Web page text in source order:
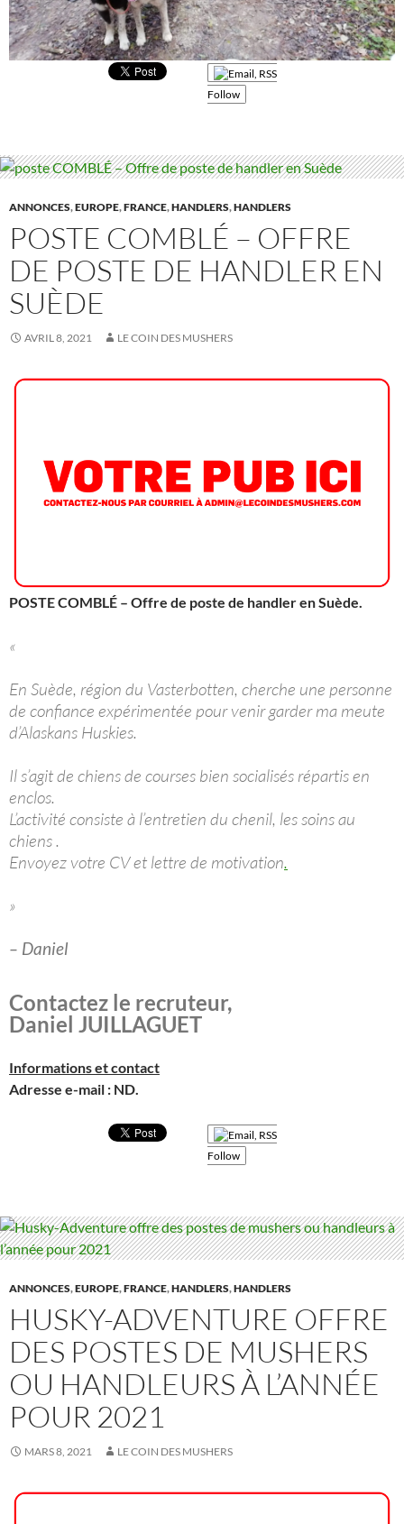
Follow
ANNONCES,EUROPE,FRANCE,HANDLERS,HANDLERS
POSTE COMBLÉ – OFFRE
DE POSTE DE HANDLER EN
SUÈDE
AVRIL 8, 2021 LE COIN DES MUSHERS
POSTE COMBLÉ – Offre de poste de handler en Suède.
«
En Suède, région du Vasterbotten, cherche une personne
de confiance expérimentée pour venir garder ma meute
d’Alaskans Huskies.
Il s’agit de chiens de courses bien socialisés répartis en
enclos.
L’activité consiste à l’entretien du chenil, les soins au
chiens .
Envoyez votre CV et lettre de motivation.
»
– Daniel
Contactez le recruteur,
Daniel JUILLAGUET
Informations et contact
Adresse e-mail : ND.
Follow
ANNONCES,EUROPE,FRANCE,HANDLERS,HANDLERS
HUSKY-ADVENTURE OFFRE
DES POSTES DE MUSHERS
OU HANDLEURS À L’ANNÉE
POUR 2021
MARS 8, 2021 LE COIN DES MUSHERS